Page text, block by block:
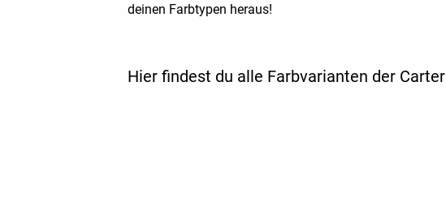
deinen Farbtypen heraus!
Hier findest du alle Farbvarianten der Carter